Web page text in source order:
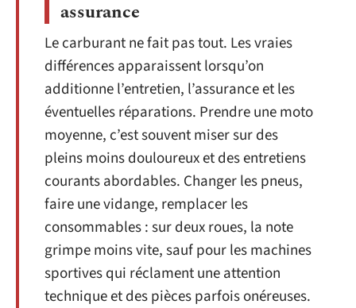
assurance
Le carburant ne fait pas tout. Les vraies
différences apparaissent lorsqu’on
additionne l’entretien, l’assurance et les
éventuelles réparations. Prendre une moto
moyenne, c’est souvent miser sur des
pleins moins douloureux et des entretiens
courants abordables. Changer les pneus,
faire une vidange, remplacer les
consommables : sur deux roues, la note
grimpe moins vite, sauf pour les machines
sportives qui réclament une attention
technique et des pièces parfois onéreuses.